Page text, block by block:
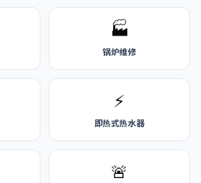
🏭
锅炉维修
⚡
即热式热水器
🚨